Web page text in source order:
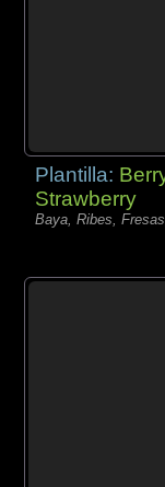
Plantilla:
Strawberry
Baya, Ribes, Fresas,